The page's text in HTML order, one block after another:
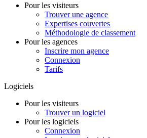
Pour les visiteurs
Trouver une agence
Expertises couvertes
Méthodologie de classement
Pour les agences
Inscrire mon agence
Connexion
Tarifs
Logiciels
Pour les visiteurs
Trouver un logiciel
Pour les logiciels
Connexion